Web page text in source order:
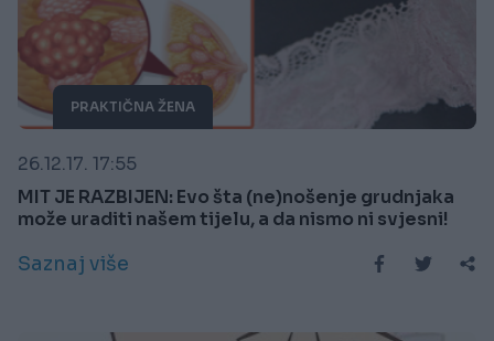
PRAKTIČNA ŽENA
26.12.17. 17:55
MIT JE RAZBIJEN: Evo šta (ne)nošenje grudnjaka
može uraditi našem tijelu, a da nismo ni svjesni!
Saznaj više